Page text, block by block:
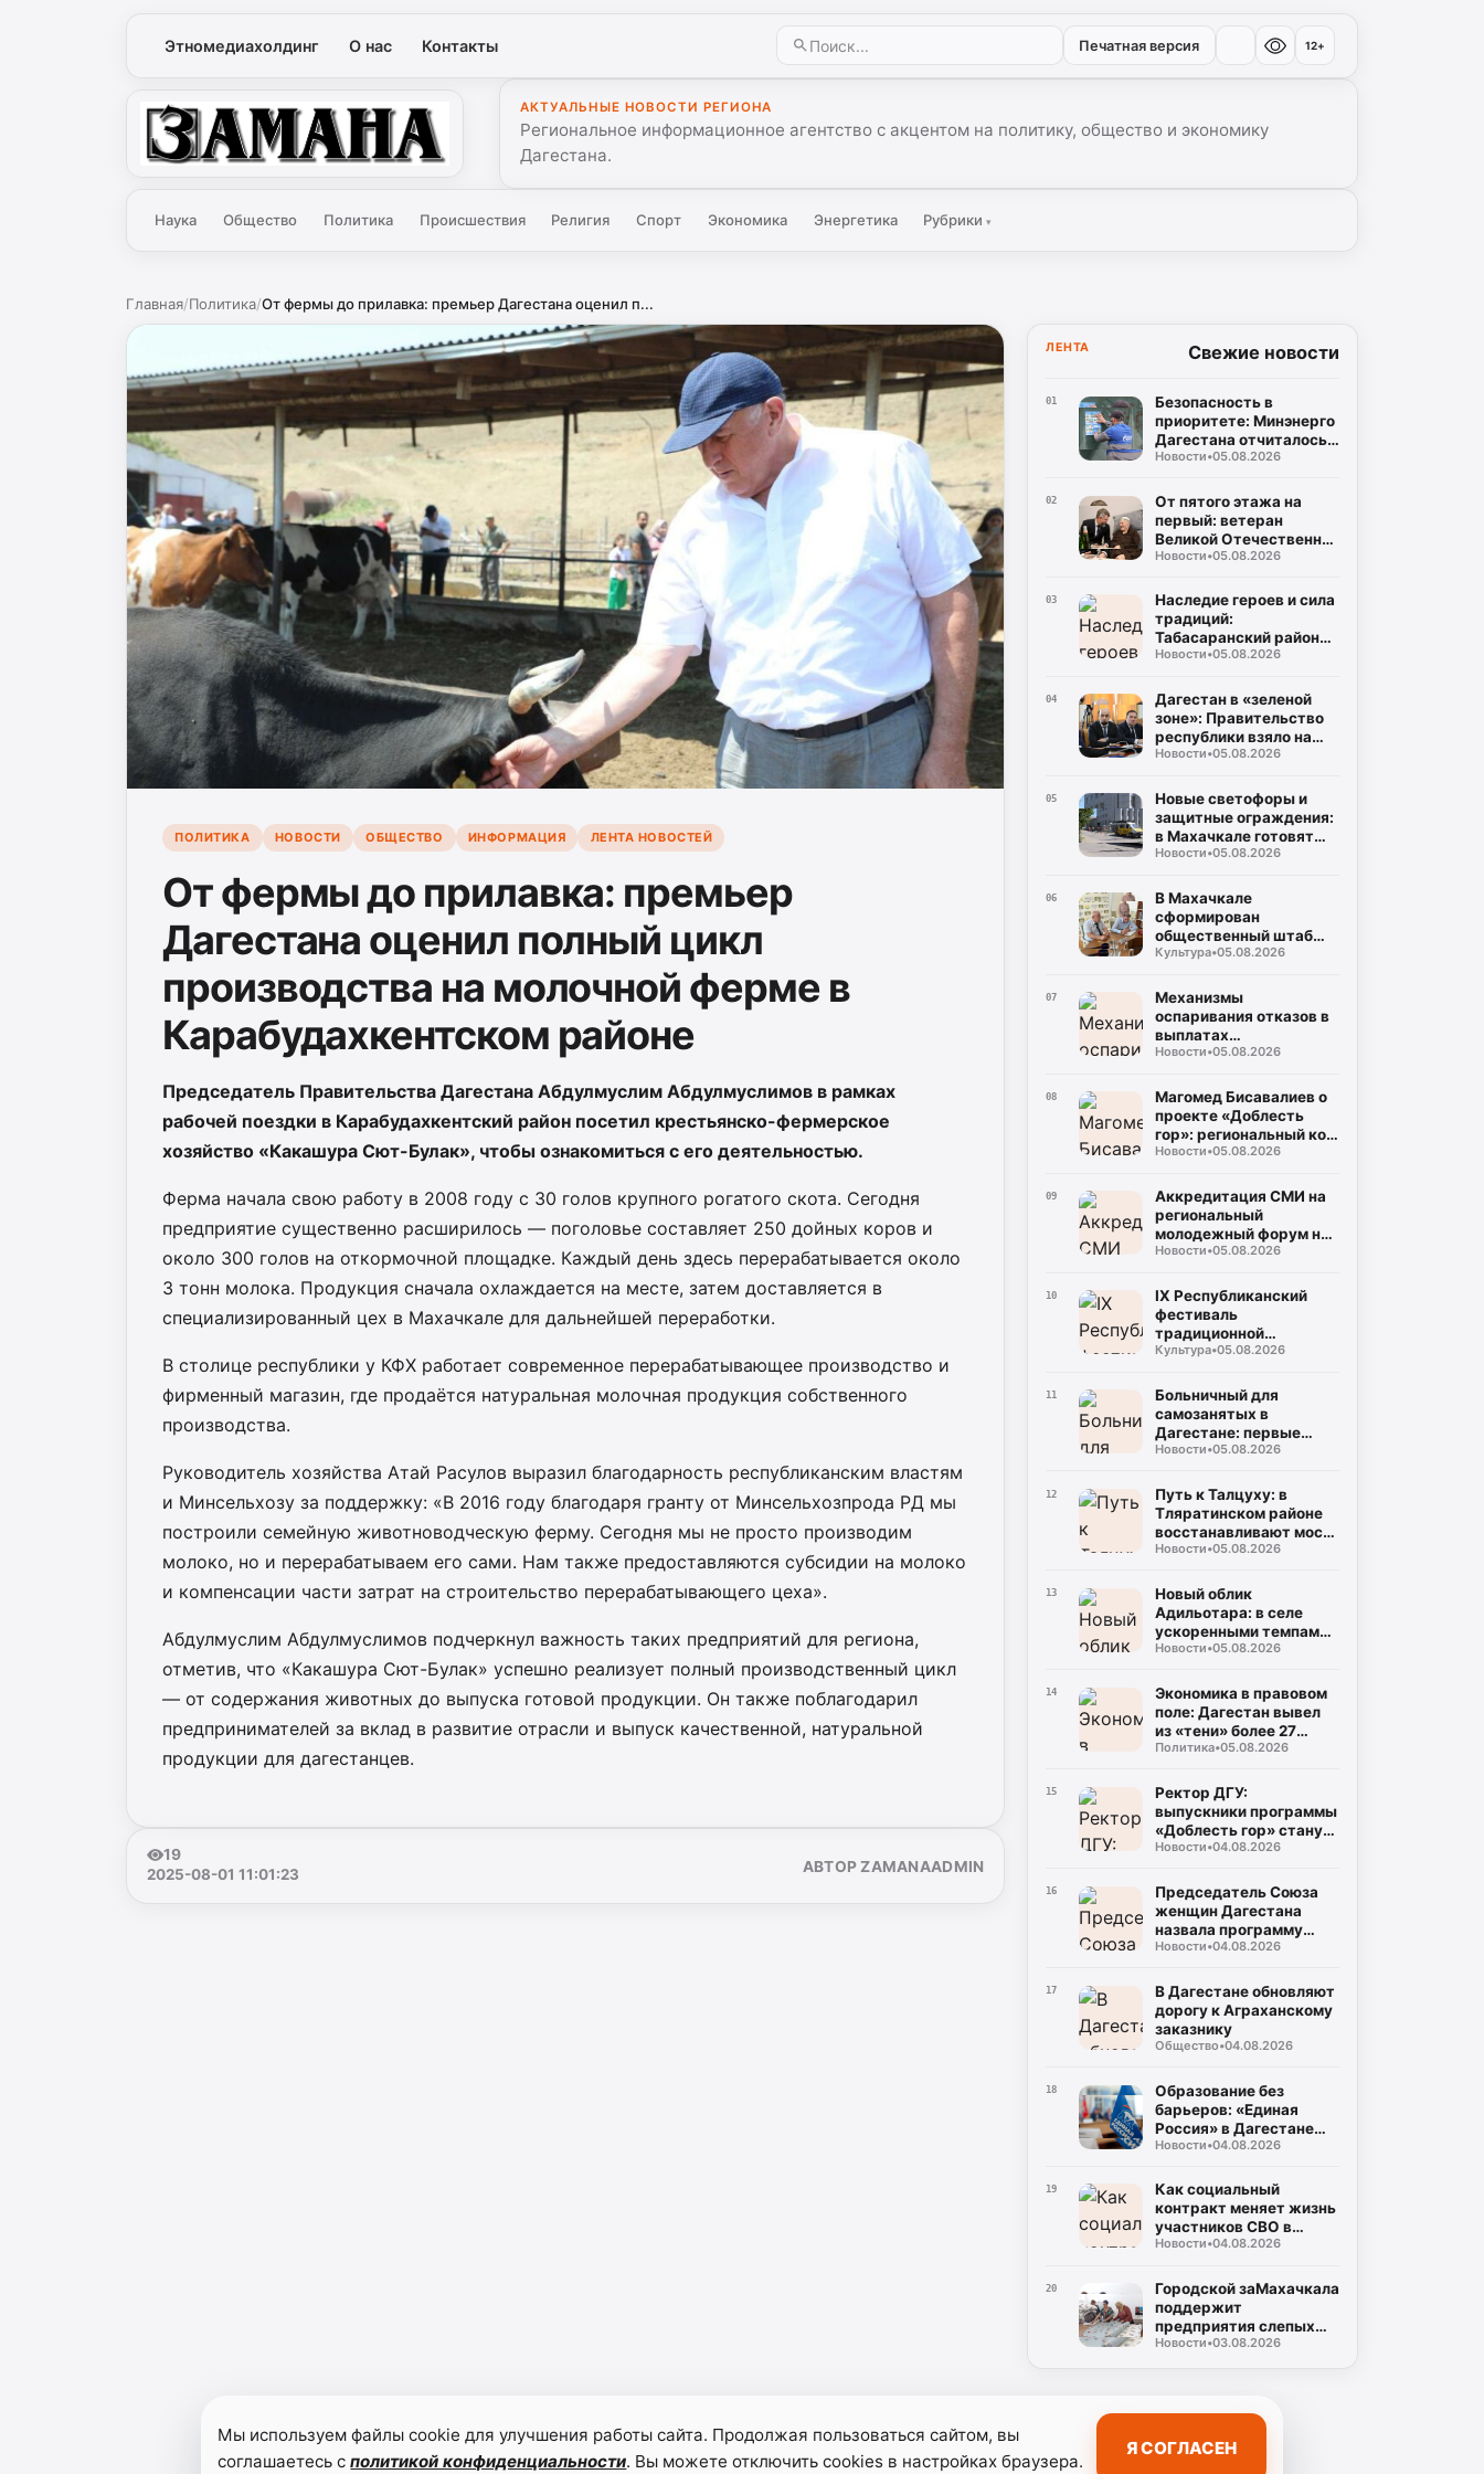
Этномедиахолдинг О нас Контакты Печатная версия 12+
Замана
АКТУАЛЬНЫЕ НОВОСТИ РЕГИОНА
Региональное информационное агентство с акцентом на политику, общество и экономику
Дагестана.
Наука Общество Политика Происшествия Религия Спорт Экономика Энергетика Рубрики▾
Главная/Политика/От фермы до прилавка: премьер Дагестана оценил п...
ПОЛИТИКА НОВОСТИ ОБЩЕСТВО ИНФОРМАЦИЯ ЛЕНТА НОВОСТЕЙ
От фермы до прилавка: премьер
Дагестана оценил полный цикл
производства на молочной ферме в
Карабудахкентском районе
Председатель Правительства Дагестана Абдулмуслим Абдулмуслимов в рамках
рабочей поездки в Карабудахкентский район посетил крестьянско-фермерское
хозяйство «Какашура Сют-Булак», чтобы ознакомиться с его деятельностью.
Ферма начала свою работу в 2008 году с 30 голов крупного рогатого скота. Сегодня
предприятие существенно расширилось — поголовье составляет 250 дойных коров и
около 300 голов на откормочной площадке. Каждый день здесь перерабатывается около
3 тонн молока. Продукция сначала охлаждается на месте, затем доставляется в
специализированный цех в Махачкале для дальнейшей переработки.
В столице республики у КФХ работает современное перерабатывающее производство и
фирменный магазин, где продаётся натуральная молочная продукция собственного
производства.
Руководитель хозяйства Атай Расулов выразил благодарность республиканским властям
и Минсельхозу за поддержку: «В 2016 году благодаря гранту от Минсельхозпрода РД мы
построили семейную животноводческую ферму. Сегодня мы не просто производим
молоко, но и перерабатываем его сами. Нам также предоставляются субсидии на молоко
и компенсации части затрат на строительство перерабатывающего цеха».
Абдулмуслим Абдулмуслимов подчеркнул важность таких предприятий для региона,
отметив, что «Какашура Сют-Булак» успешно реализует полный производственный цикл
— от содержания животных до выпуска готовой продукции. Он также поблагодарил
предпринимателей за вклад в развитие отрасли и выпуск качественной, натуральной
продукции для дагестанцев.
19
2025-08-01 11:01:23
АВТОР ZAMANAADMIN
ЛЕНТА Свежие новости
01
Безопасность в
приоритете: Минэнерго
Дагестана отчиталось о
двукратном снижении
эксплуатации газа
Новости•05.08.2026
02
От пятого этажа на
первый: ветеран
Великой Отечественной
Муса Багаудинов
квартиры в Каспийске
Новости•05.08.2026
03
Наследие героев и сила
традиций:
Табасаранский район
примет два турнира
уровня в честь Руслана
Курбанова и Рустама
Мурадова
Новости•05.08.2026
04
Дагестан в «зеленой
зоне»: Правительство
республики взяло на
жесткий контроль
инфраструктуры для
ТКО
Новости•05.08.2026
05
Новые светофоры и
защитные ограждения:
в Махачкале готовят
безопасные маршруты
сентября
Новости•05.08.2026
06
В Махачкале
сформирован
общественный штаб
контроля за выборами в
Собрание
Культура•05.08.2026
07
Механизмы
оспаривания отказов в
выплатах
пострадавшим от
ситуаций
Новости•05.08.2026
08
Магомед Бисавалиев о
проекте «Доблесть
гор»: региональный код
общенациональной
Новости•05.08.2026
09
Аккредитация СМИ на
региональный
молодежный форум на
берегу Каспийского
Новости•05.08.2026
10
IX Республиканский
фестиваль
традиционной
культуры и фольклора
ярко прошёл на
Центральной площади
села Ботлих
Культура•05.08.2026
11
Больничный для
самозанятых в
Дагестане: первые
начисления ожидаются
Новости•05.08.2026
12
Путь к Талцуху: в
Тляратинском районе
восстанавливают мост,
разрушенный
Новости•05.08.2026
13
Новый облик
Адильотара: в селе
ускоренными темпами
возводят школу и
Новости•05.08.2026
14
Экономика в правовом
поле: Дагестан вывел
из «тени» более 27
тысяч работников
Политика•05.08.2026
15
Ректор ДГУ:
выпускники программы
«Доблесть гор» станут
новой управленческой
Новости•04.08.2026
16
Председатель Союза
женщин Дагестана
назвала программу
«Доблесть гор»
возможностей для
участников СВО
Новости•04.08.2026
17
В Дагестане обновляют
дорогу к Аграханскому
заказнику
Общество•04.08.2026
18
Образование без
барьеров: «Единая
Россия» в Дагестане
открывает прямую
участников СВО
Новости•04.08.2026
19
Как социальный
контракт меняет жизнь
участников СВО в
Дагестане
Новости•04.08.2026
20
Городской заМахачкала
поддержит
предприятия слепых
масштабными
Новости•03.08.2026
Мы используем файлы cookie для улучшения работы сайта. Продолжая пользоваться сайтом, вы
соглашаетесь сполитикой конфиденциальности. Вы можете отключить cookies в настройках браузера.
Я СОГЛАСЕН